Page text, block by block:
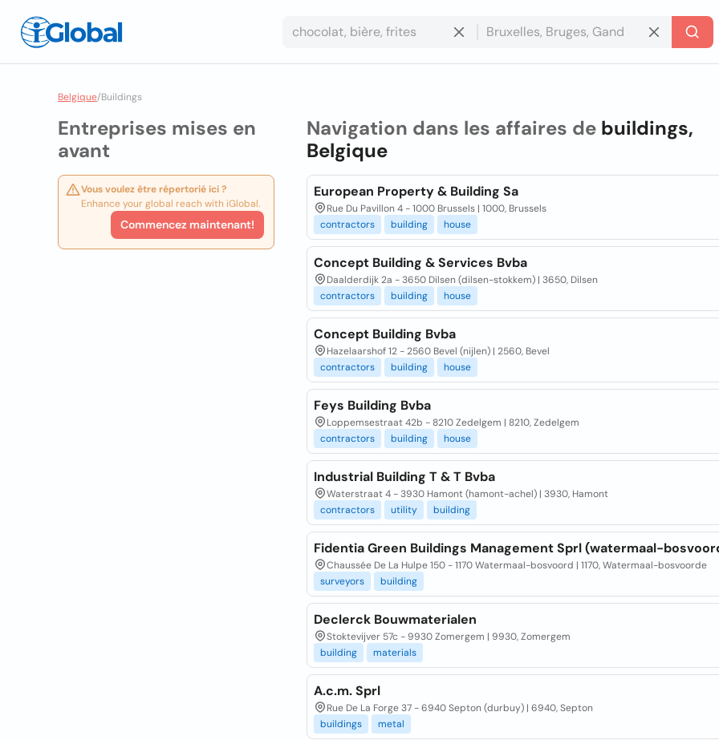
Belgique/Buildings
Entreprises mises en
avant
Vous voulez être répertorié ici ?
Enhance your global reach with iGlobal.
Commencez maintenant!
Navigation dans les affaires de buildings,
Belgique
European Property & Building Sa
Rue Du Pavillon 4 - 1000 Brussels | 1000, Brussels
contractors
building house
Concept Building & Services Bvba
Daalderdijk 2a - 3650 Dilsen (dilsen-stokkem) | 3650, Dilsen
contractors
building house
Concept Building Bvba
Hazelaarshof 12 - 2560 Bevel (nijlen) | 2560, Bevel
contractors
building house
Feys Building Bvba
Loppemsestraat 42b - 8210 Zedelgem | 8210, Zedelgem
contractors
building house
Industrial Building T & T Bvba
Waterstraat 4 - 3930 Hamont (hamont-achel) | 3930, Hamont
contractors
utility building
Fidentia Green Buildings Management Sprl (watermaal-
Chaussée De La Hulpe 150 - 1170 Watermaal-bosvoord | 1170, Watermaal-bosvoorde
surveyors
building
Declerck Bouwmaterialen
Stoktevijver 57c - 9930 Zomergem | 9930, Zomergem
building
materials
A.c.m. Sprl
Rue De La Forge 37 - 6940 Septon (durbuy) | 6940, Septon
buildings
metal